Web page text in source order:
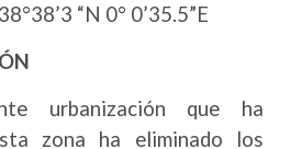
“N 0° 0’35.5”E
urbanización que ha
zona ha eliminado los